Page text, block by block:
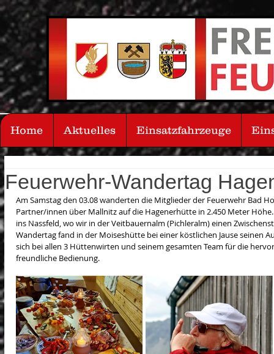
Feuerwehr-Wandertag
Am Samstag den 03.08 wanderten die Mitglieder der Feuerwehr Bad
Partner/innen über Mallnitz auf die Hagenerhütte in 2.450 Meter
ins Nassfeld, wo wir in der Veitbauernalm (Pichleralm) einen
Wandertag fand in der Moiseshütte bei einer köstlichen Jause seinen
sich bei allen 3 Hüttenwirten und seinem gesamten Team für die
freundliche Bedienung.
Home Aktuelles Einsatzfahrzeuge